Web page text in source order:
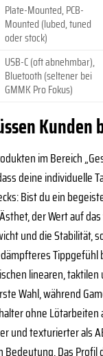
Plate-Mounted, PCB-
Mounted (lubed, tuned
oder stock)
USB-C (oft abnehmbar),
Bluetooth (seltener bei
GMMK Pro Fokus)
Kunden
im Bereich
deine individuelle
Bist du ein
der Wert auf
und die Stabilität,
Tippgefühl
linearen,
Wahl, während
ohne
und texturierter als